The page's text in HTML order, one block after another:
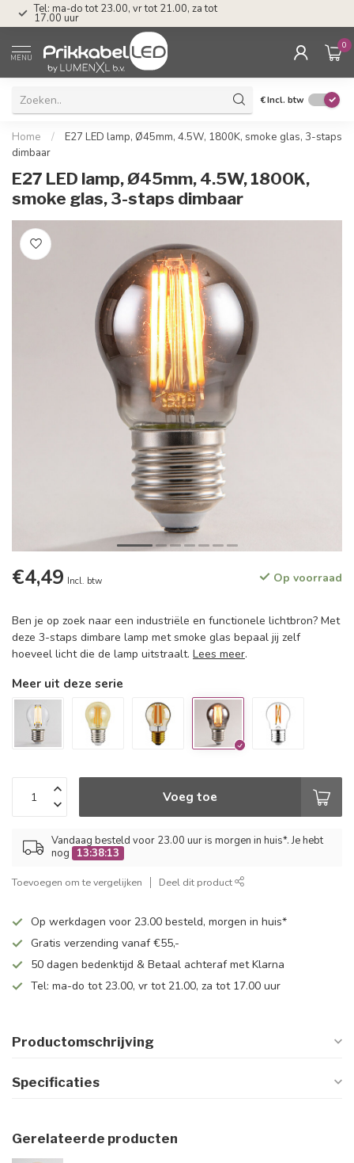
Tel: ma-do tot 23.00, vr tot 21.00, za tot
17.00 uur
MENU
0
€Incl. btw
Home /
E27 LED lamp, Ø45mm, 4.5W, 1800K, smoke glas, 3-staps
dimbaar
E27 LED lamp, Ø45mm, 4.5W, 1800K,
smoke glas, 3-staps dimbaar
€4,49 Incl. btw Op voorraad
Ben je op zoek naar een industriële en functionele lichtbron? Met
deze 3-staps dimbare lamp met smoke glas bepaal jij zelf
hoeveel licht die de lamp uitstraalt. Lees meer.
Meer uit deze serie
Voeg toe
Vandaag besteld voor 23.00 uur is morgen in huis*. Je hebt
nog
13:38:13
Toevoegen om te vergelijken Deel dit product
Op werkdagen voor 23.00 besteld, morgen in huis*
Gratis verzending vanaf €55,-
50 dagen bedenktijd & Betaal achteraf met Klarna
Tel: ma-do tot 23.00, vr tot 21.00, za tot 17.00 uur
Productomschrijving
Specificaties
Gerelateerde producten